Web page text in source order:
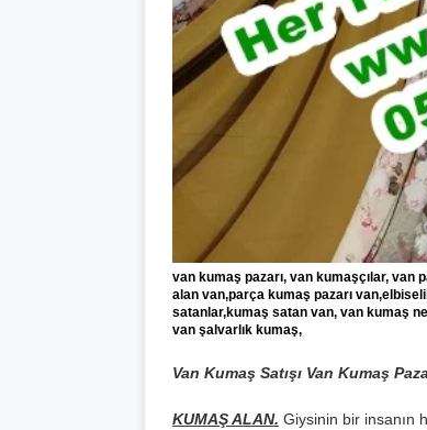
van kumaş pazarı, van kumaşçılar,
alan van,parça kumaş pazarı
satanlar,kumaş satan van, van kumaş
van şalvarlık kumaş,
Van Kumaş Satışı Van Kumaş
KUMAŞ ALAN. Giysinin bir insanın